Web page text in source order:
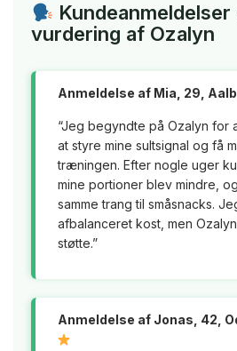
vurdering af Ozalyn
Anmeldelse af Mia, 29,
“Jeg begyndte på Ozalyn for
at styre mine sultsignal og få
træningen. Efter nogle uger
mine portioner blev mindre,
samme trang til småsnacks.
afbalanceret kost, men
støtte.”
Anmeldelse af Jonas, 42,